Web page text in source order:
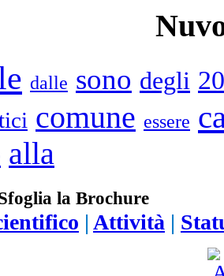
dalle sono degli
comune essere
alla
la Brochure
| Attività |